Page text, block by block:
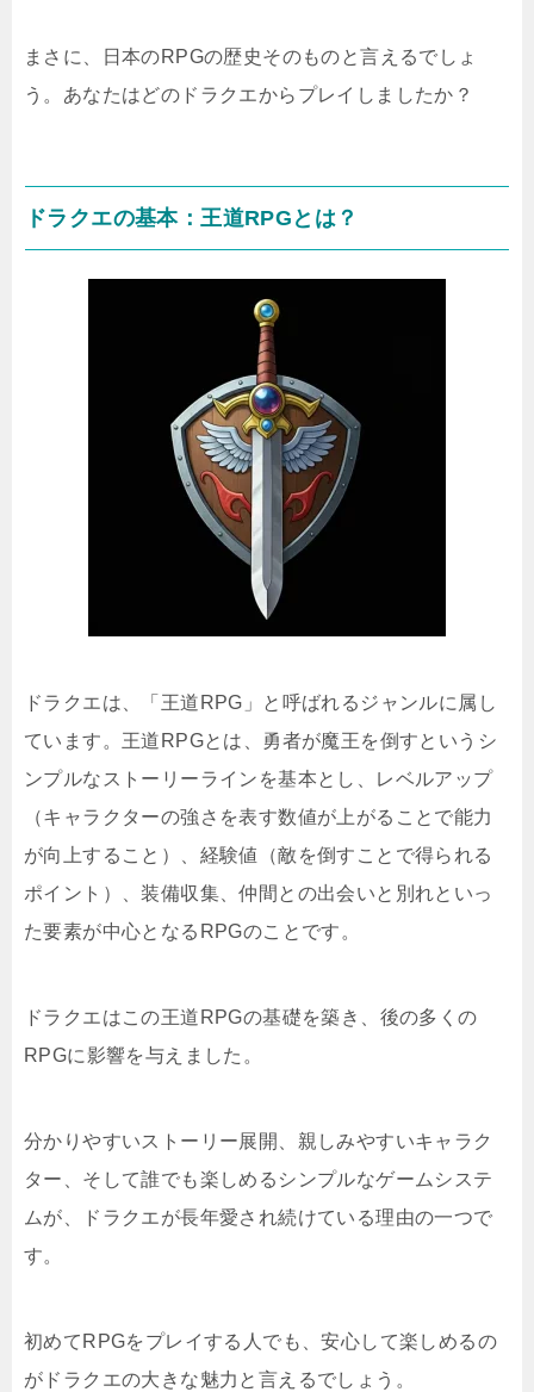
まさに、日本のRPGの歴史そのものと言えるでしょ
う。あなたはどのドラクエからプレイしましたか？
ドラクエの基本：王道RPGとは？
ドラクエは、「王道RPG」と呼ばれるジャンルに属し
ています。王道RPGとは、勇者が魔王を倒すというシ
ンプルなストーリーラインを基本とし、レベルアップ
（キャラクターの強さを表す数値が上がることで能力
が向上すること）、経験値（敵を倒すことで得られる
ポイント）、装備収集、仲間との出会いと別れといっ
た要素が中心となるRPGのことです。
ドラクエはこの王道RPGの基礎を築き、後の多くの
RPGに影響を与えました。
分かりやすいストーリー展開、親しみやすいキャラク
ター、そして誰でも楽しめるシンプルなゲームシステ
ムが、ドラクエが長年愛され続けている理由の一つで
す。
初めてRPGをプレイする人でも、安心して楽しめるの
がドラクエの大きな魅力と言えるでしょう。